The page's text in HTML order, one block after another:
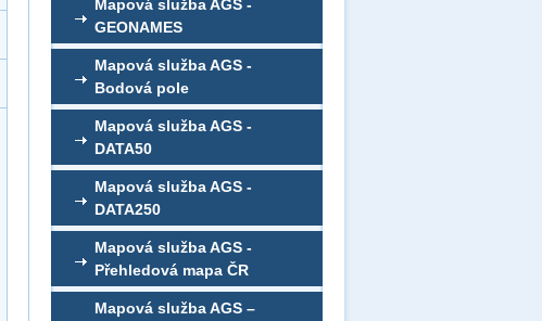
Mapová služba AGS -
GEONAMES
Mapová služba AGS -
Bodová pole
Mapová služba AGS -
DATA50
Mapová služba AGS -
DATA250
Mapová služba AGS -
Přehledová mapa ČR
Mapová služba AGS –